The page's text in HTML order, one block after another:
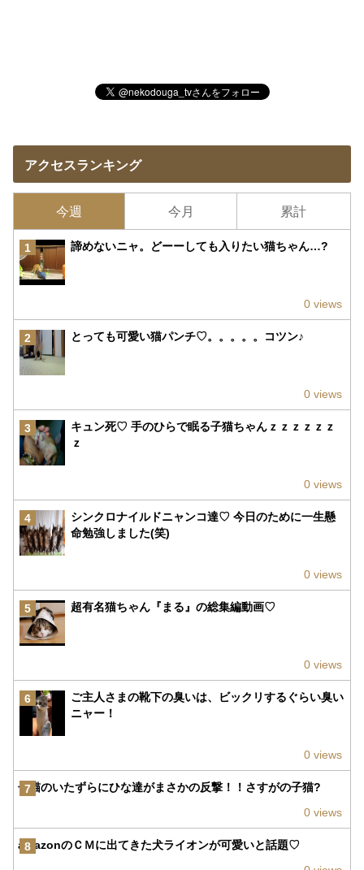
アクセスランキング
今週 今月 累計
1 諦めないニャ。どーーしても入りたい猫ちゃん…?
0 views
2 とっても可愛い猫パンチ♡。。。。。コツン♪
0 views
3
キュン死♡ 手のひらで眠る子猫ちゃんｚｚｚｚｚｚ
ｚ
0 views
4
シンクロナイルドニャンコ達♡ 今日のために一生懸
命勉強しました(笑)
0 views
5 超有名猫ちゃん『まる』の総集編動画♡
0 views
6
ご主人さまの靴下の臭いは、ビックリするぐらい臭い
ニャー！
0 views
7
子猫のいたずらにひな達がまさかの反撃！！さすがの子猫?
0 views
8
amazonのＣＭに出てきた犬ライオンが可愛いと話題♡